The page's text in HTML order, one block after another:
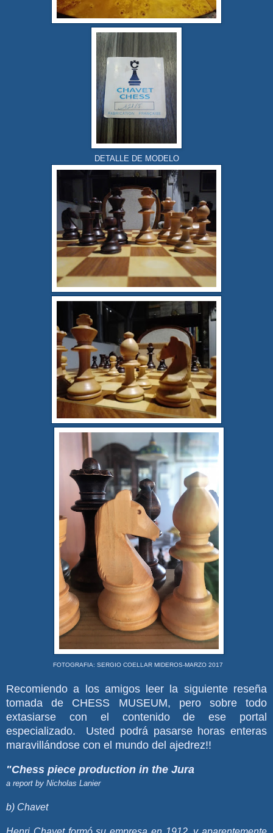
DETALLE DE MODELO
FOTOGRAFIA: SERGIO COELLAR MIDEROS-MARZO 2017
Recomiendo a los amigos leer la siguiente reseña
tomada de CHESS MUSEUM, pero sobre todo
extasiarse con el contenido de ese portal
especializado. Usted podrá pasarse horas enteras
maravillándose con el mundo del ajedrez!!
"Chess piece production in the Jura
a report by Nicholas Lanier
b) Chavet